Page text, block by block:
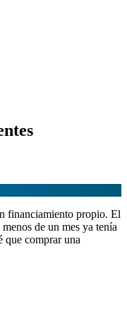
financiamiento propio. El
de un mes ya tenía
que comprar una